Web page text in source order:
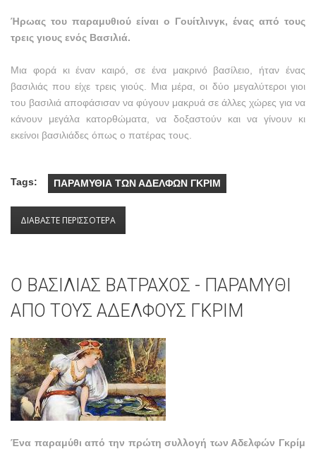
Ήρωας του παραμυθιού είναι ο Γουίτλινγκ, ένας από τους
τρεις γιους ενός Βασιλιά.
Μια φορά κι έναν καιρό, σε ένα μακρινό βασίλειο, ήταν ένας
βασιλιάς που είχε τρεις γιούς. Μια μέρα, οι δύο μεγαλύτεροι γιοι
του βασιλιά αποφάσισαν να φύγουν μακρυά σε άλλες χώρες για να
κάνουν μεγάλα κατορθώματα, να δοξαστούν και να γίνουν κι
εκείνοι βασιλιάδες όπως ο πατέρας τους.
Tags: ΠΑΡΑΜΥΘΙΑ ΤΩΝ ΑΔΕΛΦΩΝ ΓΚΡΙΜ
ΔΙΑΒΑΣΤΕ ΠΕΡΙΣΣΟΤΕΡΑ
Ο ΒΑΣΙΛΙΑΣ ΒΑΤΡΑΧΟΣ - ΠΑΡΑΜΥΘΙ
ΑΠΟ ΤΟΥΣ ΑΔΕΛΦΟΥΣ ΓΚΡΙΜ
Ένα παραμύθι από την πρώτη συλλογή των Αδελφών Γκρίμ